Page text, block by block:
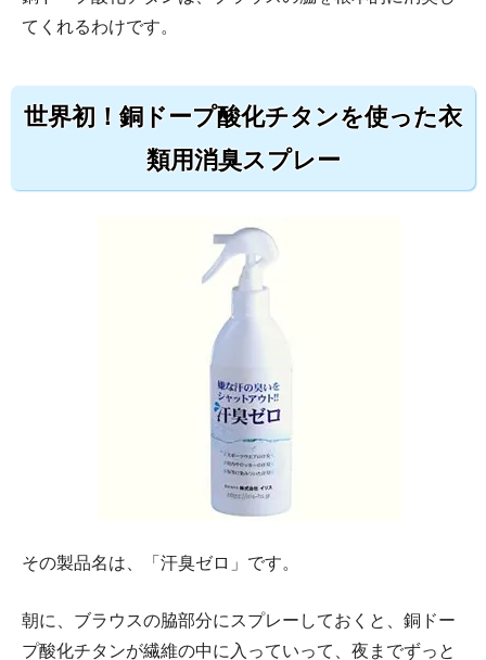
てくれるわけです。
世界初！銅ドープ酸化チタンを使った衣
類用消臭スプレー
その製品名は、「汗臭ゼロ」です。
朝に、ブラウスの脇部分にスプレーしておくと、銅ドー
プ酸化チタンが繊維の中に入っていって、夜までずっと